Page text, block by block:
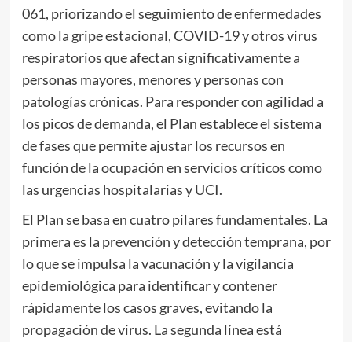
061, priorizando el seguimiento de enfermedades
como la gripe estacional, COVID-19 y otros virus
respiratorios que afectan significativamente a
personas mayores, menores y personas con
patologías crónicas. Para responder con agilidad a
los picos de demanda, el Plan establece el sistema
de fases que permite ajustar los recursos en
función de la ocupación en servicios críticos como
las urgencias hospitalarias y UCI.
El Plan se basa en cuatro pilares fundamentales. La
primera es la prevención y detección temprana, por
lo que se impulsa la vacunación y la vigilancia
epidemiológica para identificar y contener
rápidamente los casos graves, evitando la
propagación de virus. La segunda línea está